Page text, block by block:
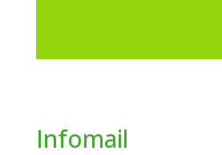
Infomail